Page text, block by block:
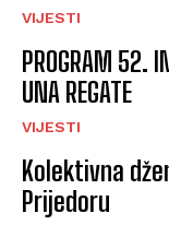
VIJESTI
PROGRAM 52.
UNA REGATE
VIJESTI
Kolektivna
Prijedoru